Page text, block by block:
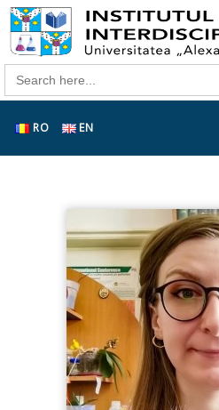
Search
for:
RO EN